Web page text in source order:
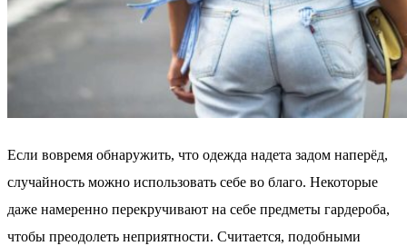
Если вовремя обнаружить, что одежда надета задом наперёд,
случайность можно использовать себе во благо. Некоторые
даже намеренно перекручивают на себе предметы гардероба,
чтобы преодолеть неприятности. Считается, подобными